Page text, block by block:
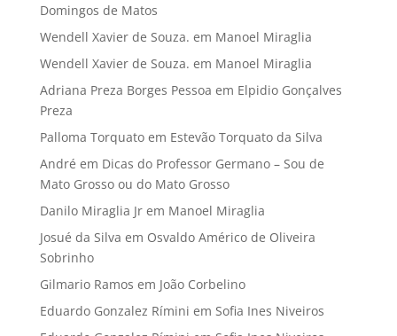
Domingos de Matos
Wendell Xavier de Souza. em Manoel Miraglia
Wendell Xavier de Souza. em Manoel Miraglia
Adriana Preza Borges Pessoa em Elpidio Gonçalves
Preza
Palloma Torquatoem Estevão Torquato da Silva
André em Dicas do Professor Germano – Sou de
Mato Grosso ou do Mato Grosso
Danilo Miraglia Jrem Manoel Miraglia
Josué da Silva em Osvaldo Américo de Oliveira
Sobrinho
Gilmario Ramos em João Corbelino
Eduardo Gonzalez Rímini em Sofia Ines Niveiros